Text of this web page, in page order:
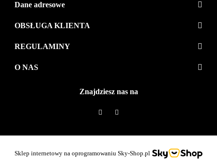
Dane adresowe
OBSŁUGA KLIENTA
REGULAMINY
O NAS
Znajdziesz nas na
Sklep internetowy na oprogramowaniu Sky-Shop.pl